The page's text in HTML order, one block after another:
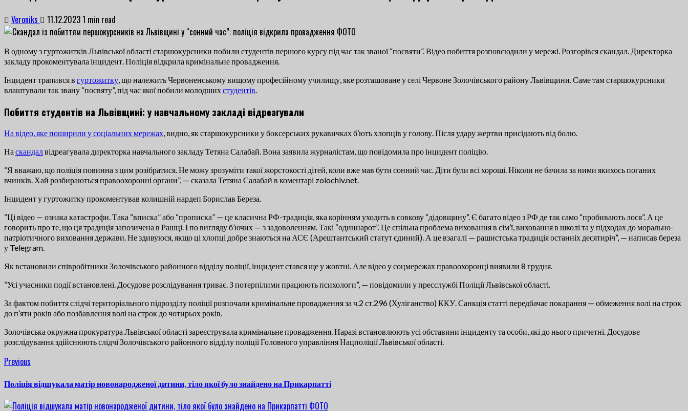
Veroniks 11.12.20231 min read
В одному з гуртожитків Львівської області старшокурсники побили студентів першого курсу під час так званої “посвяти”. Відео побиття розповсюдили у мережі. Розгорівся скандал. Директорка
закладу прокоментувала інцидент. Поліція відкрила кримінальне провадження.
Інцидент трапився в гуртожитку, що належить Червоненському вищому професійному училищу, яке розташоване у селі Червоне Золочівського району Львівщини. Саме там старшокурсники
влаштували так звану “посвяту”, під час якої побили молодшихстудентів.
Побиття студентів на Львівщині: у навчальному закладі відреагували
На відео, яке поширили у соціальних мережах, видно, як старшокурсники у боксерських рукавичках б’ють хлопців у голову. Після удару жертви присідають від болю.
На скандалвідреагувала директорка навчального закладу Тетяна Салабай. Вона заявила журналістам, що повідомила про інцидент поліцію.
“Я вважаю, що поліція повинна з цим розібратися. Не можу зрозуміти такої жорстокості дітей, коли вже мав бути сонний час. Діти були всі хороші. Ніколи не бачила за ними якихось поганих
вчинків. Хай розбираються правоохоронні органи”, — сказала Тетяна Салабай в коментарі zolochiv.net.
Інцидент у гуртожитку прокоментував колишній нардеп Борислав Береза.
“Ці відео — ознака катастрофи. Така “вписка” або “прописка” — це класична РФ-традиція, яка корінням уходить в совкову “дідовщину”. Є багато відео з РФ де так само “пробивають лося”. А це
говорить про те, що ця традиція запозичена в Рашці. І по вигляду б’ючих — з задоволенням. Такі “одиннарот”. Це спільна проблема виховання в сім’ї, виховання в школі та у підходах до морально-
патріотичного виховання держави. Не здивуюся, якщо ці хлопці добре знаються на АСЄ (Арештантський статут єдиний). А це взагалі — рашистська традиція останніх десятиріч”, — написав береза
у Telegram.
Як встановили співробітники Золочівського районного відділу поліції, інцидент стався ще у жовтні. Але відео у соцмережах правоохоронці виявили 8 грудня.
“Усі учасники події встановлені. Досудове розслідування триває. З потерпілими працюють психологи”, — повідомили у пресслужбі Поліції Львівської області.
За фактом побиття слідчі територіального підрозділу поліції розпочали кримінальне провадження за ч.2 ст.296 (Хуліганство) ККУ. Санкція статті передбачає покарання — обмеження волі на строк
до п’яти років або позбавлення волі на строк до чотирьох років.
Золочівська окружна прокуратура Львівської області зареєструвала кримінальне провадження. Наразі встановлюють усі обставини інциденту та особи, які до нього причетні. Досудове
розслідування здійснюють слідчі Золочівського районного відділу поліції Головного управління Нацполіції Львівської області.
Continue
Reading
Previous
Поліція відшукала матір новонародженої дитини, тіло якої було знайдено на Прикарпатті